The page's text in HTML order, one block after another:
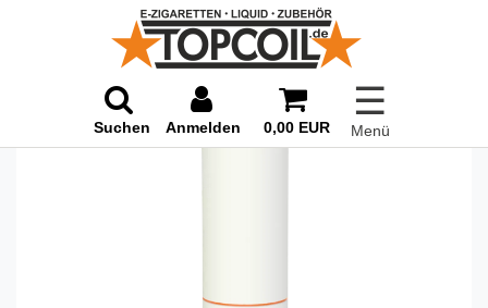
Suchen Anmelden 0,00 EUR
☰
Menü